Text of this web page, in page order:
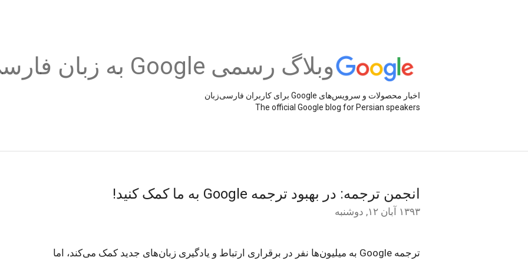
وبلاگ رسمی Google به زبان فارسی
اخبار محصولات و سرویس‌های Google برای کاربران فارسی‌زبان
The official Google blog for Persian speakers
انجمن ترجمه: در بهبود ترجمه Google به ما کمک کنید!
۱۳۹۳ آبان ۱۲, دوشنبه